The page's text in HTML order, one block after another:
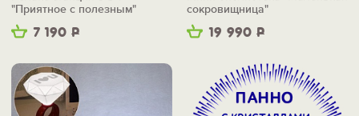
7 190 Р
"Приятное с полезным"
19 990 Р
сокровищница"